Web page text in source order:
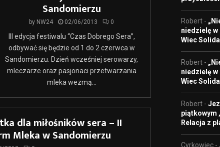
Sandomierzu
by NW24 02/06/2013 0
III edycja festiwalu “Czas Dobrego Sera”,
odbywać się będzie od 1 do 2 czerwca w
Sandomierzu. Dzień wcześniej serowarzy,
mleczarze oraz pasjonaci przetwarzania
mleka wezmą...
dla miłośników sera – II
Mleka w Sandomierzu
Robert -
niedzielę
Wiec
Robert -
niedzielę
Wiec
Robert -
piątkowym
Relacja z
Cyrkowiec -